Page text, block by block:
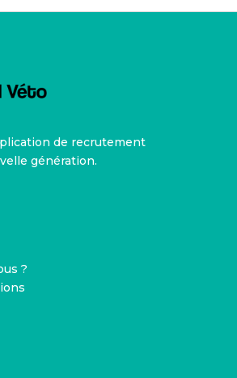
de recrutement
génération.
?